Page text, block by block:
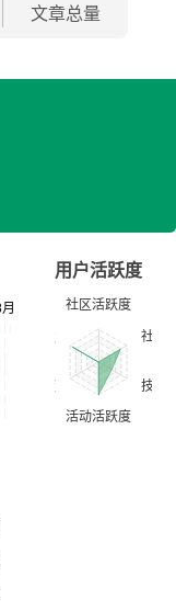
文章总量
用户活跃度